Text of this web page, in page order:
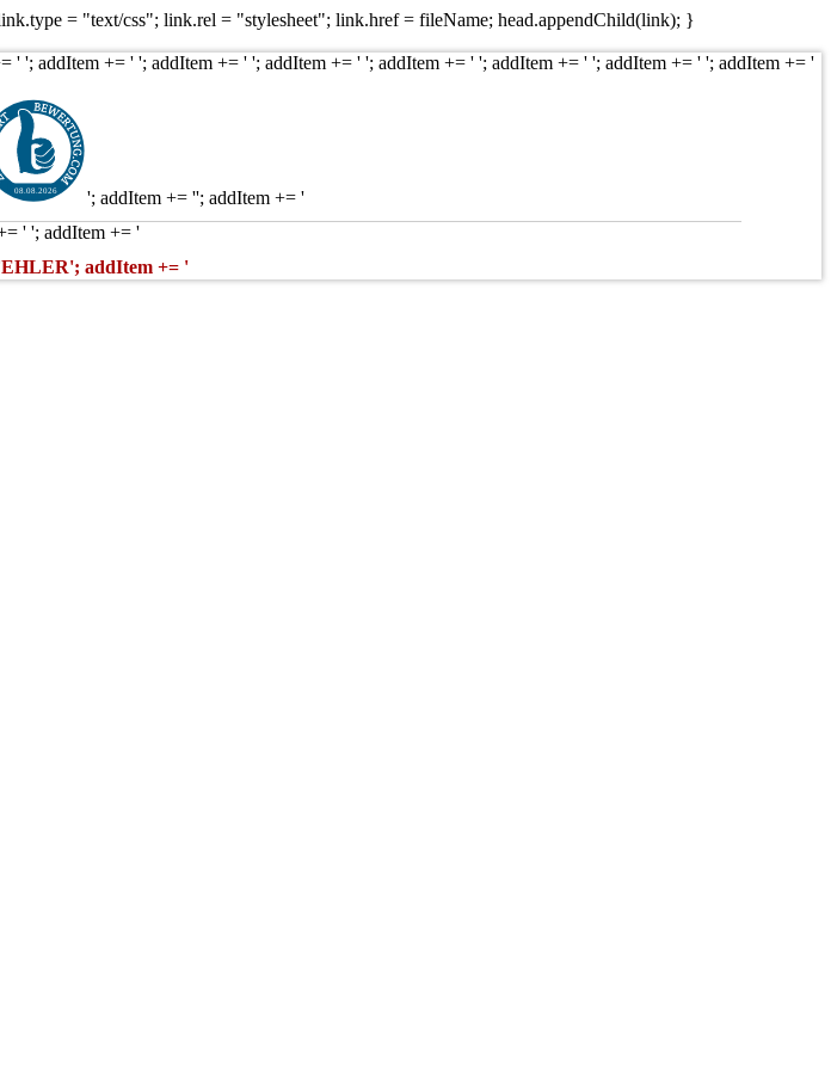
= "text/css"; link.rel = "stylesheet"; link.href = fileName; head.appendChild(link); }
'; addItem += ' '; addItem += ' '; addItem += ' '; addItem += ' '; addItem += ' '; addItem += ' '; addItem += '
08.08.2026
'; addItem += ''; addItem += '
' '; addItem += '
addItem += '